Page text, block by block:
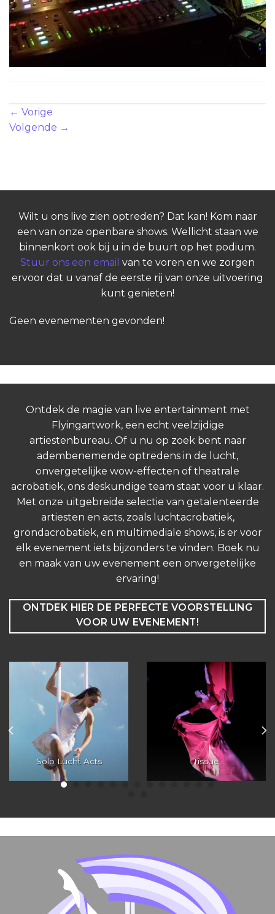
← Vorige
Volgende →
Wilt u ons live zien optreden? Dat kan! Kom naar
een van onze openbare shows. Wellicht staan we
binnenkort ook bij u in de buurt op het podium.
Stuur ons een email van te voren en we zorgen
ervoor dat u vanaf de eerste rij van onze uitvoering
kunt genieten!
Geen evenementen gevonden!
Ontdek de magie van live entertainment met
Flyingartwork, een echt veelzijdige
artiestenbureau. Of u nu op zoek bent naar
adembenemende optredens in de lucht,
onvergetelijke wow-effecten of theatrale
acrobatiek, ons deskundige team staat voor u klaar.
Met onze uitgebreide selectie van getalenteerde
artiesten en acts, zoals luchtacrobatiek,
grondacrobatiek, en multimediale shows, is er voor
elk evenement iets bijzonders te vinden. Boek nu
en maak van uw evenement een onvergetelijke
ervaring!
ONTDEK HIER DE PERFECTE VOORSTELLING
VOOR UW EVENEMENT!
Solo Lucht Acts Tissue